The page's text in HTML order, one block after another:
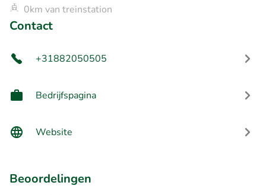
0km van treinstation
Contact
+31882050505
Bedrijfspagina
Website
Beoordelingen